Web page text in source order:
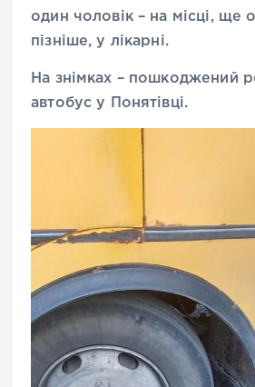
один чоловік – на місці, ще
пізніше, у лікарні.
На знімках – пошкоджений
автобус у Понятівці.